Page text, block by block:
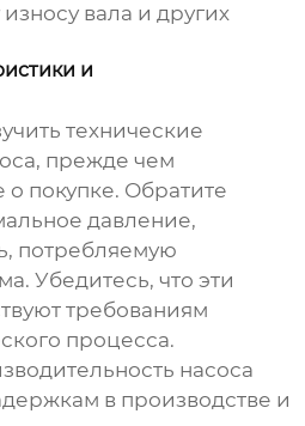
вала и других
и
технические
прежде чем
покупке. Обратите
давление,
потребляемую
Убедитесь, что эти
требованиям
процесса.
насоса
в производстве и